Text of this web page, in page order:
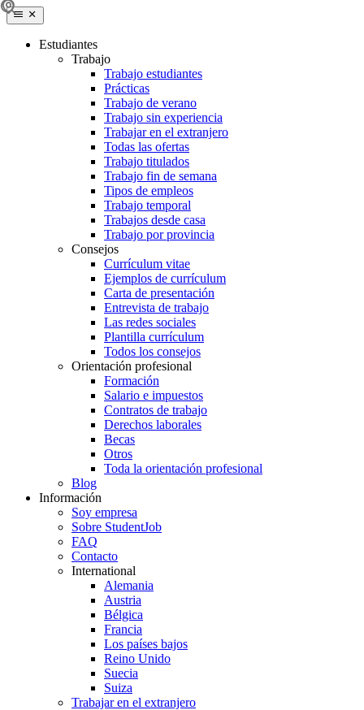
Estudiantes
Trabajo
Trabajo estudiantes
Prácticas
Trabajo de verano
Trabajo sin experiencia
Trabajar en el extranjero
Todas las ofertas
Trabajo titulados
Trabajo fin de semana
Tipos de empleos
Trabajo temporal
Trabajos desde casa
Trabajo por provincia
Consejos
Currículum vitae
Ejemplos de currículum
Carta de presentación
Entrevista de trabajo
Las redes sociales
Plantilla currículum
Todos los consejos
Orientación profesional
Formación
Salario e impuestos
Contratos de trabajo
Derechos laborales
Becas
Otros
Toda la orientación profesional
Blog
Información
Soy empresa
Sobre StudentJob
FAQ
Contacto
International
Alemania
Austria
Bélgica
Francia
Los países bajos
Reino Unido
Suecia
Suiza
Trabajar en el extranjero